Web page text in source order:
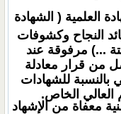
العلمية ( الشهادة
النجاح وكشوفات
...) مرفوقة عند
من قرار معادلة
بالنسبة للشهادات
العالي الخاص.
معفاة من الإشهاد